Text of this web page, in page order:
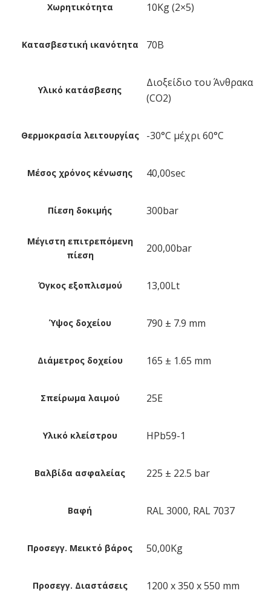
Χωρητικότητα 10Kg (2×5)
Κατασβεστική ικανότητα 70B
Υλικό κατάσβεσης
Διοξείδιο του Άνθρακα
(CO2)
Θερμοκρασία λειτουργίας -30°C μέχρι 60°C
Μέσος χρόνος κένωσης 40,00sec
Πίεση δοκιμής 300bar
Μέγιστη επιτρεπόμενη
πίεση
200,00bar
Όγκος εξοπλισμού 13,00Lt
Ύψος δοχείου 790 ± 7.9 mm
Διάμετρος δοχείου 165 ± 1.65 mm
Σπείρωμα λαιμού 25E
Υλικό κλείστρου HPb59-1
Βαλβίδα ασφαλείας 225 ± 22.5 bar
Βαφή RAL 3000, RAL 7037
Προσεγγ. Μεικτό βάρος 50,00Kg
Προσεγγ. Διαστάσεις 1200 x 350 x 550 mm